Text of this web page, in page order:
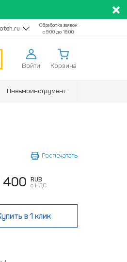
Обработка заявок
с 9:00 до 18:00
Войти Корзина
Пневмоинструмент
Распечатать
400
RUB
с НДС
в 1 клик